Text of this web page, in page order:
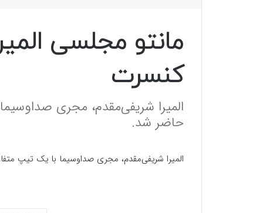
مانتو مجلسی
کنسرت
المیرا شریفی‌مقدم، مجری
حاضر شد.
المیرا شریفی‌مقدم، مجری صداوسیما با یک تیپ